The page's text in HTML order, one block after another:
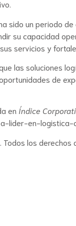
sido un periodo
su capacidad
servicios y
las soluciones
de
en Índice
lider-en-logistica-
los